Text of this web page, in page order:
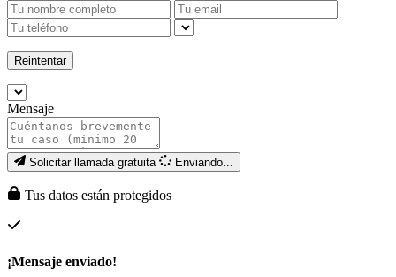
Reintentar
Mensaje
Solicitar llamada gratuita Enviando...
Tus datos están protegidos
¡Mensaje enviado!